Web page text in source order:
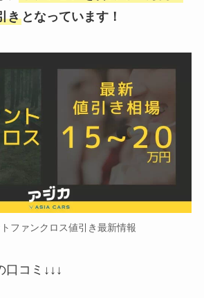
きとなっています！
ファンクロス値引き最新情報
口コミ↓↓↓